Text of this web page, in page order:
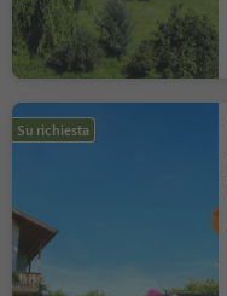
Su richiesta